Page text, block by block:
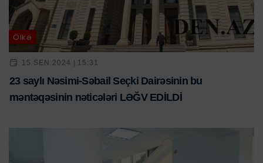
Ölkə
15 SEN 2024 | 15:31
23 saylı Nəsimi-Səbail Seçki Dairəsinin bu
məntəqəsinin nəticələri LƏĞV EDİLDİ